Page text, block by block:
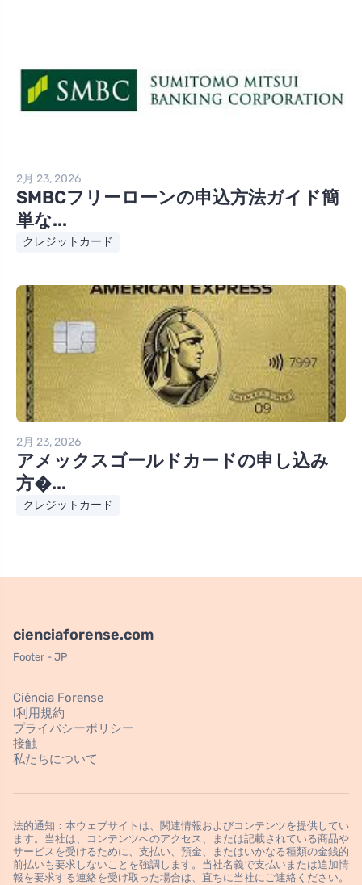
2月 23, 2026
SMBCフリーローンの申込方法ガイド簡
単な...
クレジットカード
2月 23, 2026
アメックスゴールドカードの申し込み
方�...
クレジットカード
cienciaforense.com
Footer - JP
Ciência Forense
l利用規約
プライバシーポリシー
接触
私たちについて
法的通知：本ウェブサイトは、関連情報およびコンテンツを提供してい
ます。当社は、コンテンツへのアクセス、または記載されている商品や
サービスを受けるために、支払い、預金、またはいかなる種類の金銭的
前払いも要求しないことを強調します。当社名義で支払いまたは追加情
報を要求する連絡を受け取った場合は、直ちに当社にご連絡ください。